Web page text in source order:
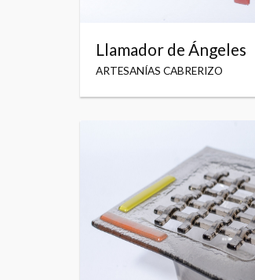
Llamador de Ángeles
ARTESANÍAS CABRERIZO